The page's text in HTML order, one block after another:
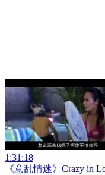
1:31:18
《意乱情迷》Crazy in